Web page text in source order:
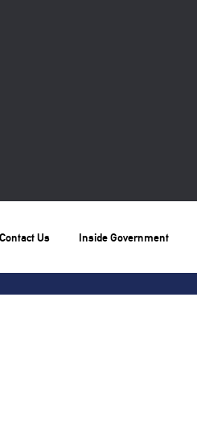
Contact Us Inside Government